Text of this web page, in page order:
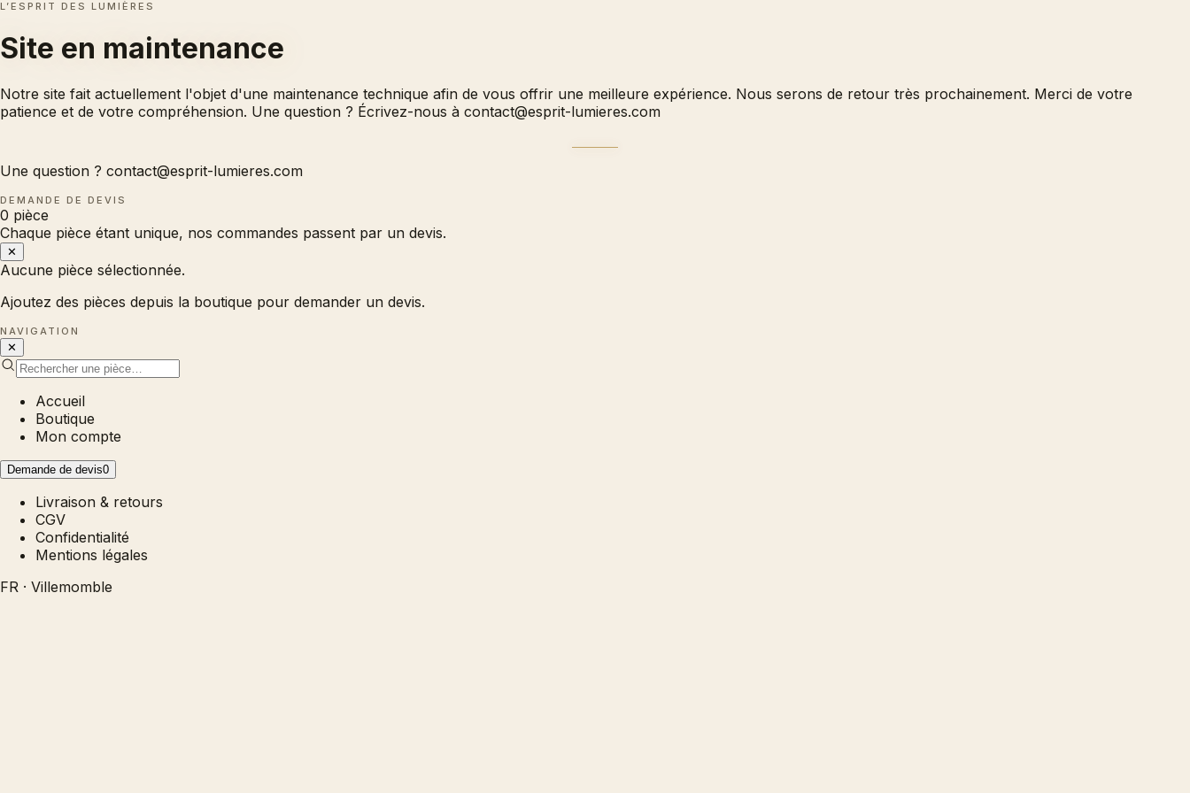
L’ESPRIT DES LUMIÈRES
Site en maintenance
Notre site fait actuellement l'objet d'une maintenance technique afin de vous offrir une meilleure expérience. Nous serons de retour très prochainement. Merci de votre
patience et de votre compréhension. Une question ? Écrivez-nous à contact@esprit-lumieres.com
Une question ? contact@esprit-lumieres.com
DEMANDE DE DEVIS
0 pièce
Chaque pièce étant unique, nos commandes passent par un devis.
✕
Aucune pièce sélectionnée.
Ajoutez des pièces depuis la boutique pour demander un devis.
NAVIGATION
✕
Accueil
Boutique
Mon compte
Demande de devis0
Livraison & retours
CGV
Confidentialité
Mentions légales
FR · Villemomble